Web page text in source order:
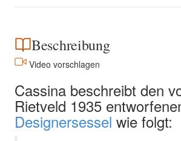
Beschreibung
Video vorschlagen
Cassina beschreibt den
Rietveld 1935
Designersessel wie folgt: